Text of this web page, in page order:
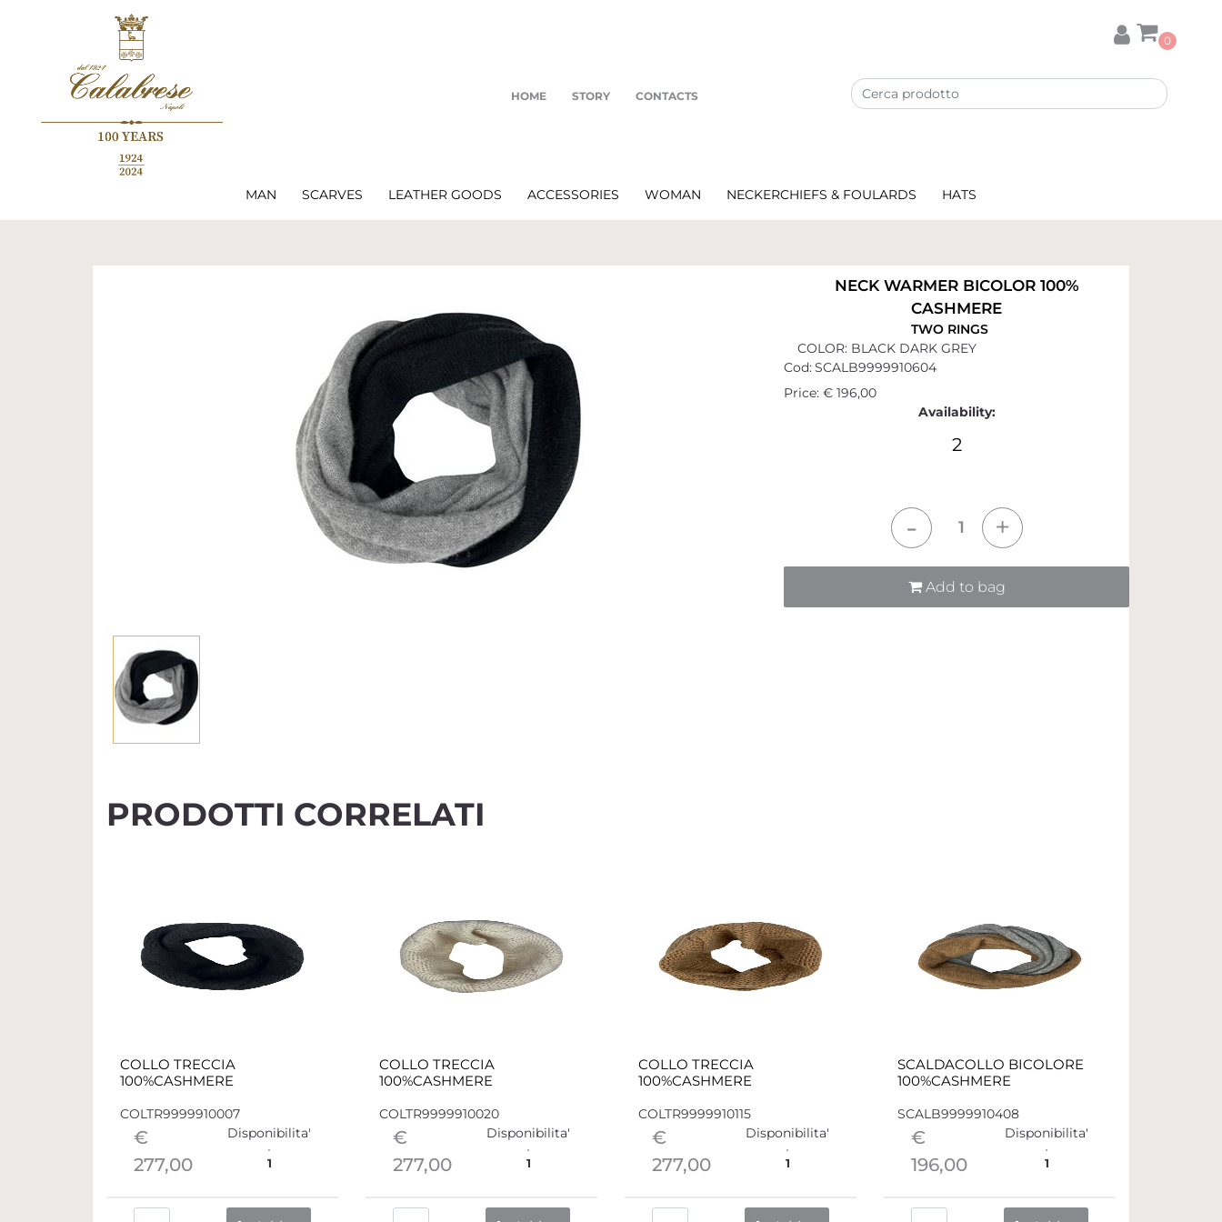
HOME STORY CONTACTS
0
MAN SCARVES LEATHER GOODS ACCESSORIES WOMAN NECKERCHIEFS & FOULARDS HATS
NECK WARMER BICOLOR 100%
CASHMERE
TWO RINGS
COLOR: BLACK DARK GREY
Cod:SCALB9999910604
Price: € 196,00
Availability:
2
Add to bag
PRODOTTI CORRELATI
COLLO TRECCIA
100%CASHMERE
COLTR9999910007
€
277,00
Disponibilita'
1
COLLO TRECCIA
100%CASHMERE
COLTR9999910020
€
277,00
Disponibilita'
1
COLLO TRECCIA
100%CASHMERE
COLTR9999910115
€
277,00
Disponibilita'
1
SCALDACOLLO BICOLORE
100%CASHMERE
SCALB9999910408
€
196,00
Disponibilita'
1